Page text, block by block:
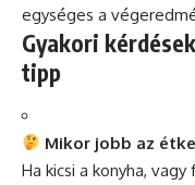
egységes a
Gyakori
tipp
Mikor jobb az
Ha kicsi a konyha,